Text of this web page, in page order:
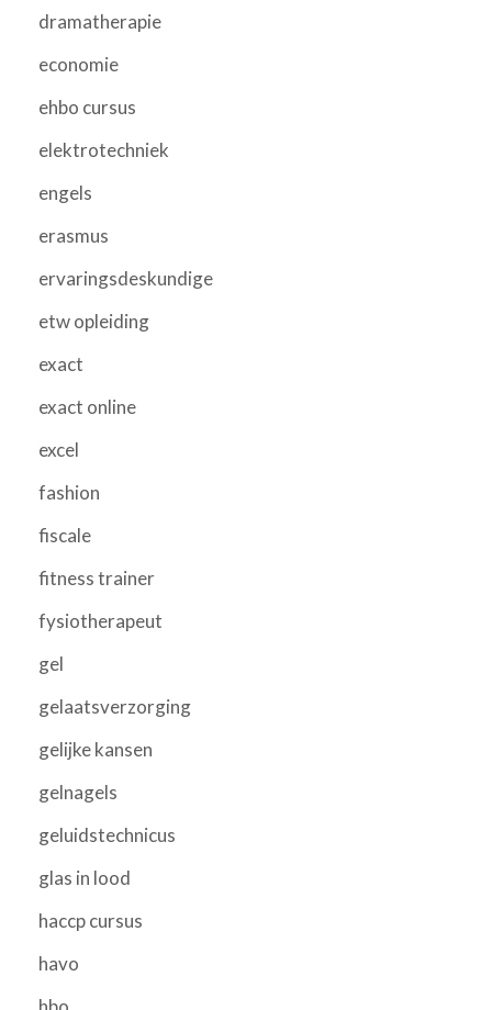
dramatherapie
economie
ehbo cursus
elektrotechniek
engels
erasmus
ervaringsdeskundige
etw opleiding
exact
exact online
excel
fashion
fiscale
fitness trainer
fysiotherapeut
gel
gelaatsverzorging
gelijke kansen
gelnagels
geluidstechnicus
glas in lood
haccp cursus
havo